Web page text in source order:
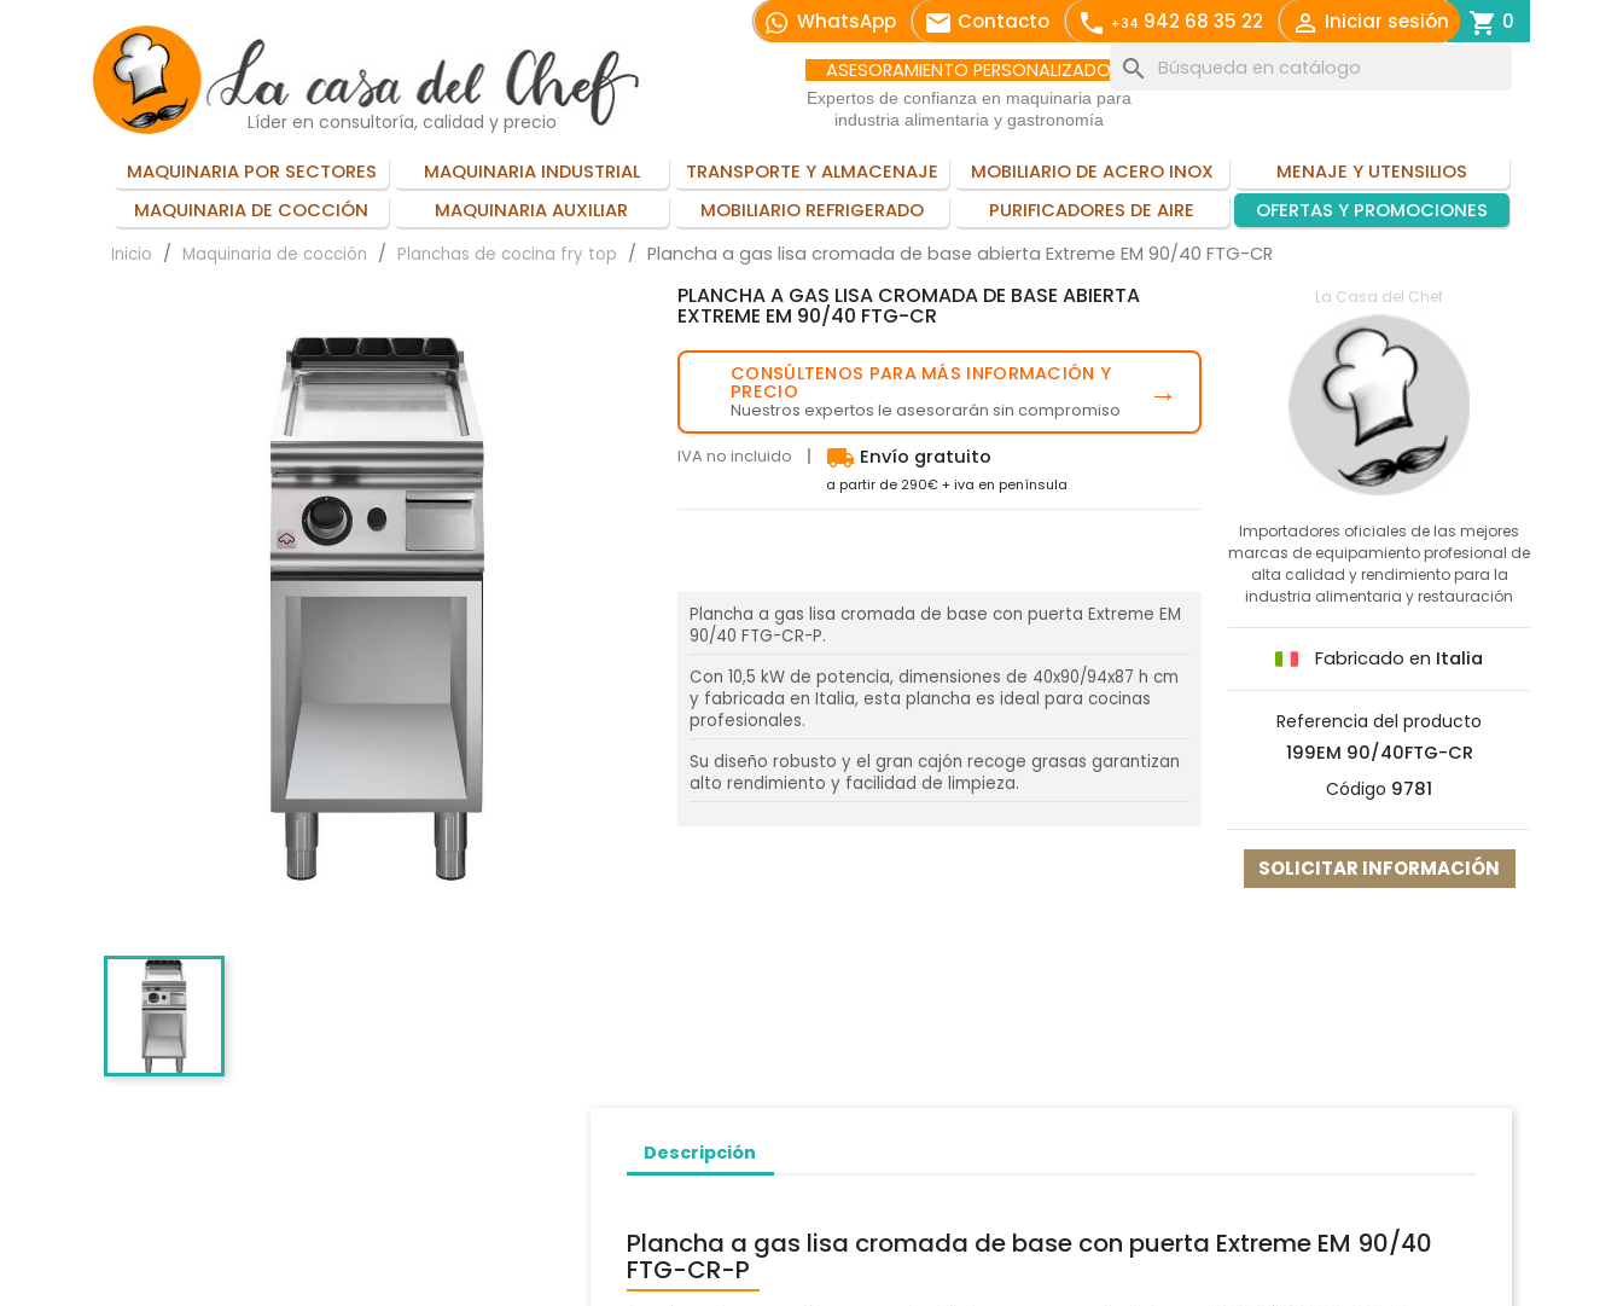
WhatsApp email Contacto call +34 942 68 35 22  Iniciar sesión shopping_cart 0
Líder en consultoría, calidad y precio
ASESORAMIENTO PERSONALIZADO
Expertos de confianza en maquinaria para
industria alimentaria y gastronomía
search
MAQUINARIA POR SECTORES MAQUINARIA INDUSTRIAL TRANSPORTE Y ALMACENAJE MOBILIARIO DE ACERO INOX
MENAJE Y UTENSILIOS
MAQUINARIA DE COCCIÓN
MAQUINARIA AUXILIAR MOBILIARIO REFRIGERADO PURIFICADORES DE AIRE OFERTAS Y PROMOCIONES
Inicio Maquinaria de cocción Planchas de cocina fry top Plancha a gas lisa cromada de base abierta Extreme EM 90/40 FTG-CR
PLANCHA A GAS LISA CROMADA DE BASE ABIERTA
EXTREME EM 90/40 FTG-CR
CONSÚLTENOS PARA MÁS INFORMACIÓN Y
PRECIO
Nuestros expertos le asesorarán sin compromiso →
IVA no incluido local_shipping Envío gratuito
a partir de 290€ + iva en península
Plancha a gas lisa cromada de base con puerta Extreme EM
90/40 FTG-CR-P.
Con 10,5 kW de potencia, dimensiones de 40x90/94x87 h cm
y fabricada en Italia, esta plancha es ideal para cocinas
profesionales.
Su diseño robusto y el gran cajón recoge grasas garantizan
alto rendimiento y facilidad de limpieza.
La Casa del Chef
Importadores oficiales de las mejores
marcas de equipamiento profesional de
alta calidad y rendimiento para la
industria alimentaria y restauración
Fabricado en Italia
Referencia del producto
199EM 90/40FTG-CR
Código 9781
SOLICITAR INFORMACIÓN
Descripción
Plancha a gas lisa cromada de base con puerta Extreme EM 90/40
FTG-CR-P